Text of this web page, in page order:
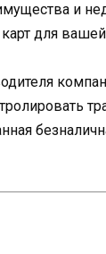
и
для вашей